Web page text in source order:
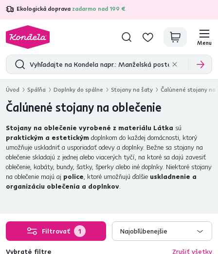
Ekologická doprava zadarmo nad 199 €
4,7 31 157overených produktových recenzií
Menu
Úvod Spálňa Doplnky do spálne Stojany na šaty Čalúnené stojany na
Čalúnené stojany na oblečenie
Stojany na oblečenie vyrobené z materiálu Látka sú
praktickým a estetickým doplnkom do každej domácnosti, ktorý
umožňuje uskladniť a usporiadať odevy a doplnky. Bežne sa stojany na
oblečenie skladajú z jednej alebo viacerých tyčí, na ktoré sa dajú zavesiť
oblečenie, kabáty, bundy, šatky, šperky alebo iné doplnky. Niektoré stojany
na oblečenie majú aj police, ktoré umožňujú ďalšie uskladnenie a
organizáciu oblečenia a doplnkov.
Filtrovať 1 Najobľúbenejšie
Vybraté filtre
Zrušiť všetky